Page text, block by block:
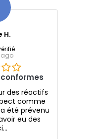
H.
ago
des réactifs
comme
été prévenu
eu des